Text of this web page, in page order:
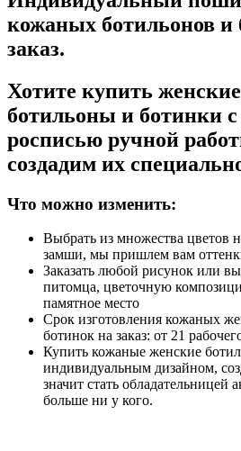
кожаных ботильонов и
заказ.
Хотите купить
ботильоны и ботинки
росписью ручной
создадим их
Что можно изменить:
Выбрать из множества цветов
замши, мы пришлем вам
Заказать любой рисунок или
питомца, цветочную
памятное место
Срок изготовления кожаных
ботинок на заказ: от 21
Купить кожаные женские
индивидуальным дизайном,
значит стать обладательницей
больше ни у кого.